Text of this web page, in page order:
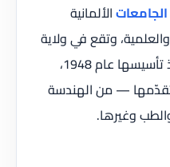
الجامعاتالألمانية
والعلمية، وتقع في ولاية
سارلاند جنوب-غرب ألمانيا. منذ تأسيسها عام 1948،
تقدّمها — من الهندسة
وغيرها.